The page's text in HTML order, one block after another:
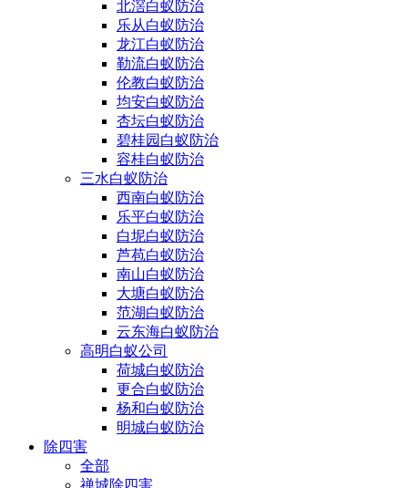
北滘白蚁防治
乐从白蚁防治
龙江白蚁防治
勒流白蚁防治
伦教白蚁防治
均安白蚁防治
杏坛白蚁防治
碧桂园白蚁防治
容桂白蚁防治
三水白蚁防治
西南白蚁防治
乐平白蚁防治
白坭白蚁防治
芦苞白蚁防治
南山白蚁防治
大塘白蚁防治
范湖白蚁防治
云东海白蚁防治
高明白蚁公司
荷城白蚁防治
更合白蚁防治
杨和白蚁防治
明城白蚁防治
除四害
全部
禅城除四害